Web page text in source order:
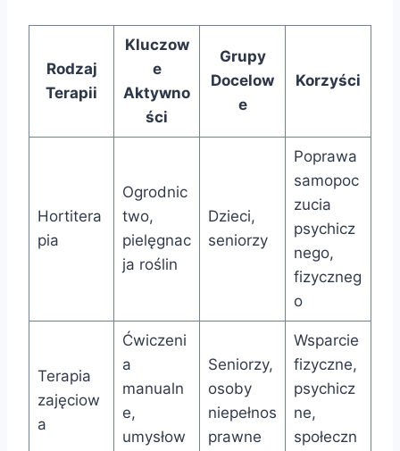
Rodzaj
Terapii
Kluczow
e
Aktywno
ści
Grupy
Docelow
e
Korzyści
Hortitera
pia
Ogrodnic
two,
pielęgnac
ja roślin
Dzieci,
seniorzy
Poprawa
samopoc
zucia
psychicz
nego,
fizyczneg
o
Terapia
zajęciow
a
Ćwiczeni
a
manualn
e,
umysłow
Seniorzy,
osoby
niepełnos
prawne
Wsparcie
fizyczne,
psychicz
ne,
społeczn